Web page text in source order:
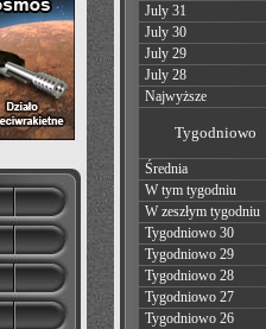
July 31
July 30
July 29
July 28
Najwyższe
Tygodniowo
Średnia
W tym tygodniu
W zeszłym tygodniu
Tygodniowo 30
Tygodniowo 29
Tygodniowo 28
Tygodniowo 27
Tygodniowo 26